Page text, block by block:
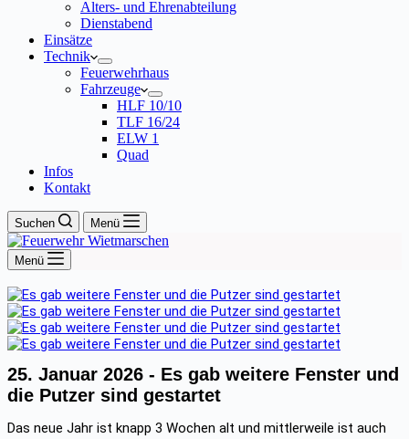
Alters- und Ehrenabteilung
Dienstabend
Einsätze
Technik
Feuerwehrhaus
Fahrzeuge
HLF 10/10
TLF 16/24
ELW 1
Quad
Infos
Kontakt
Suchen Menü
Menü
25. Januar 2026 - Es gab weitere Fenster und
die Putzer sind gestartet
Das neue Jahr ist knapp 3 Wochen alt und mittlerweile ist auch